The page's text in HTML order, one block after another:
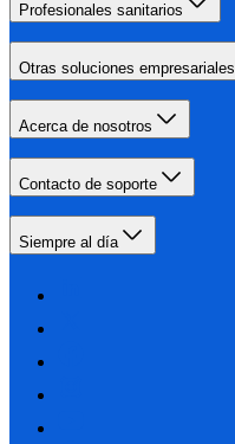
Profesionales sanitarios
Otras soluciones empresariales
Acerca de nosotros
Contacto de soporte
Siempre al día